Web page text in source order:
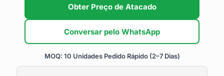
Obter Preço de Atacado
Conversar pelo WhatsApp
MOQ: 10 Unidades Pedido Rápido (2–7 Dias)